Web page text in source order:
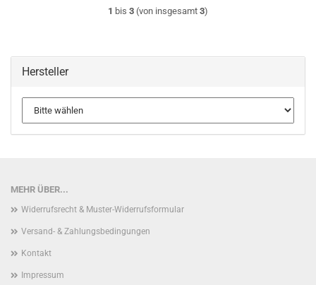
1 bis 3 (von insgesamt 3)
Hersteller
MEHR ÜBER...
Widerrufsrecht & Muster-Widerrufsformular
Versand- & Zahlungsbedingungen
Kontakt
Impressum